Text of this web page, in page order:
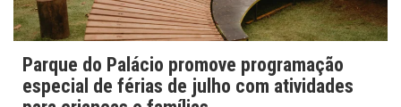
Parque do Palácio promove programação
especial de férias de julho com atividades